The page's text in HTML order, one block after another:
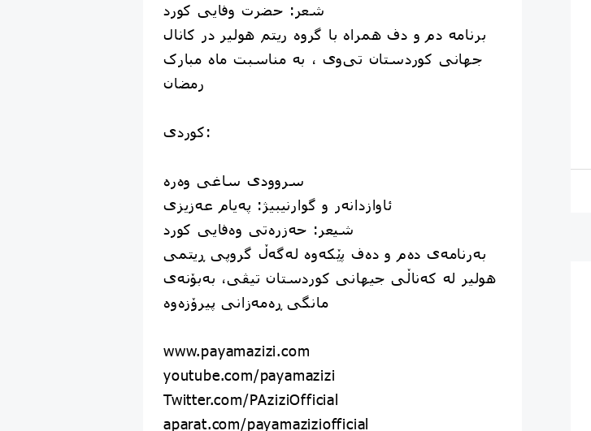
شعر: حضرت وفایی کورد
برنامه دم و دف همراه با گروه ریتم هولیر در کانال
جهانی کوردستان تی‌وی ، به مناسبت ماه مبارک
رمضان
کوردی:
سروودی ساغی وەرە
ئاوازدانەر و گوارنیبیژ: په‌یام عەزیزی
شیعر: حەزرەتی وەفایی کورد
بەرنامەی د‌‌ه‌م و د‌ه‌ف پێکەوە لەگەڵ گروپی ڕیتمی
هولیر لە کەناڵی جیهانی کوردستان تیڤی، بەبۆنەی
مانگی ڕەمەزانی پیرۆزەوە
www.payamazizi.com
youtube.com/payamazizi
Twitter.com/PAziziOfficial
aparat.com/payamaziziofficial